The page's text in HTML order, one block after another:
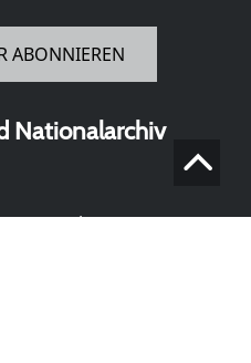
ABONNIEREN
Nationalarchiv
mit